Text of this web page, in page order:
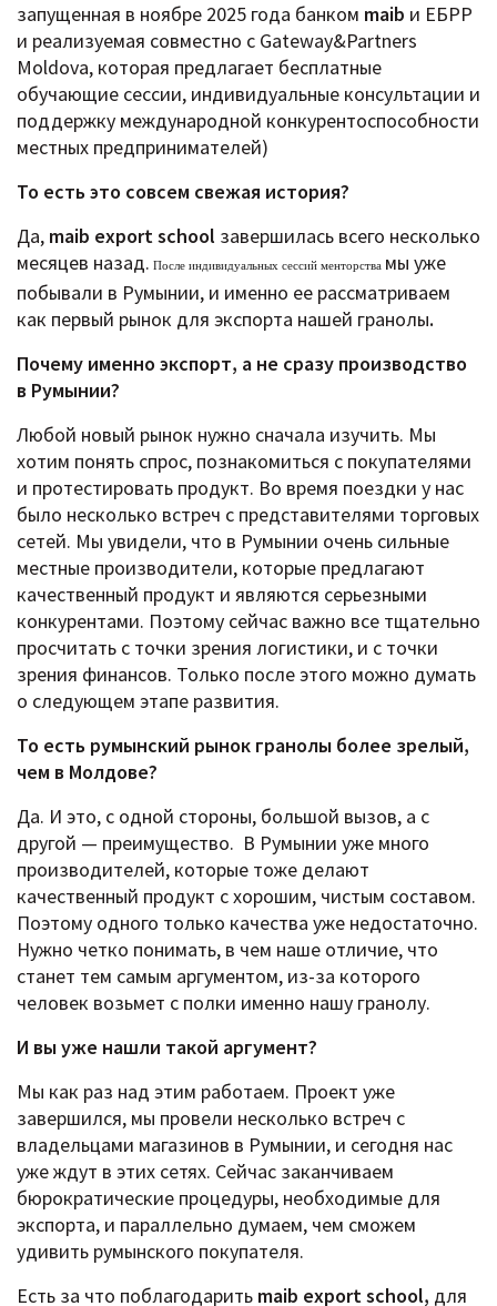
запущенная в ноябре 2025 года банком maib и ЕБРР
и реализуемая совместно с Gateway&Partners
Moldova, которая предлагает бесплатные
обучающие сессии, индивидуальные консультации и
поддержку международной конкурентоспособности
местных предпринимателей)
То есть это совсем свежая история?
Да, maib export school завершилась всего несколько
месяцев назад. После индивидуальных сессий менторства мы уже
побывали в Румынии, и именно ее рассматриваем
как первый рынок для экспорта нашей гранолы.
Почему именно экспорт, а не сразу производство
в Румынии?
Любой новый рынок нужно сначала изучить. Мы
хотим понять спрос, познакомиться с покупателями
и протестировать продукт. Во время поездки у нас
было несколько встреч с представителями торговых
сетей. Мы увидели, что в Румынии очень сильные
местные производители, которые предлагают
качественный продукт и являются серьезными
конкурентами. Поэтому сейчас важно все тщательно
просчитать с точки зрения логистики, и с точки
зрения финансов. Только после этого можно думать
о следующем этапе развития.
То есть румынский рынок гранолы более зрелый,
чем в Молдове?
Да. И это, с одной стороны, большой вызов, а с
другой — преимущество. В Румынии уже много
производителей, которые тоже делают
качественный продукт с хорошим, чистым составом.
Поэтому одного только качества уже недостаточно.
Нужно четко понимать, в чем наше отличие, что
станет тем самым аргументом, из-за которого
человек возьмет с полки именно нашу гранолу.
И вы уже нашли такой аргумент?
Мы как раз над этим работаем. Проект уже
завершился, мы провели несколько встреч с
владельцами магазинов в Румынии, и сегодня нас
уже ждут в этих сетях. Сейчас заканчиваем
бюрократические процедуры, необходимые для
экспорта, и параллельно думаем, чем сможем
удивить румынского покупателя.
Есть за что поблагодарить maib export school, для